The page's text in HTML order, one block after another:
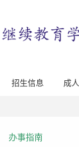
招生信息 成
办事指南